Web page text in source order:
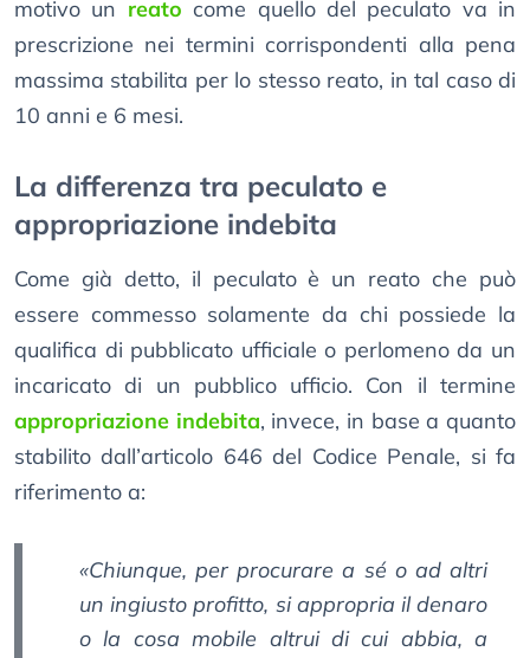
motivo un reato come quello del peculato va in
prescrizione nei termini corrispondenti alla pena
massima stabilita per lo stesso reato, in tal caso di
10 anni e 6 mesi.
La differenza tra peculato e
appropriazione indebita
Come già detto, il peculato è un reato che può
essere commesso solamente da chi possiede la
qualifica di pubblicato ufficiale o perlomeno da un
incaricato di un pubblico ufficio. Con il termine
appropriazione indebita, invece, in base a quanto
stabilito dall’articolo 646 del Codice Penale, si fa
riferimento a:
«Chiunque, per procurare a sé o ad altri
un ingiusto profitto, si appropria il denaro
o la cosa mobile altrui di cui abbia, a